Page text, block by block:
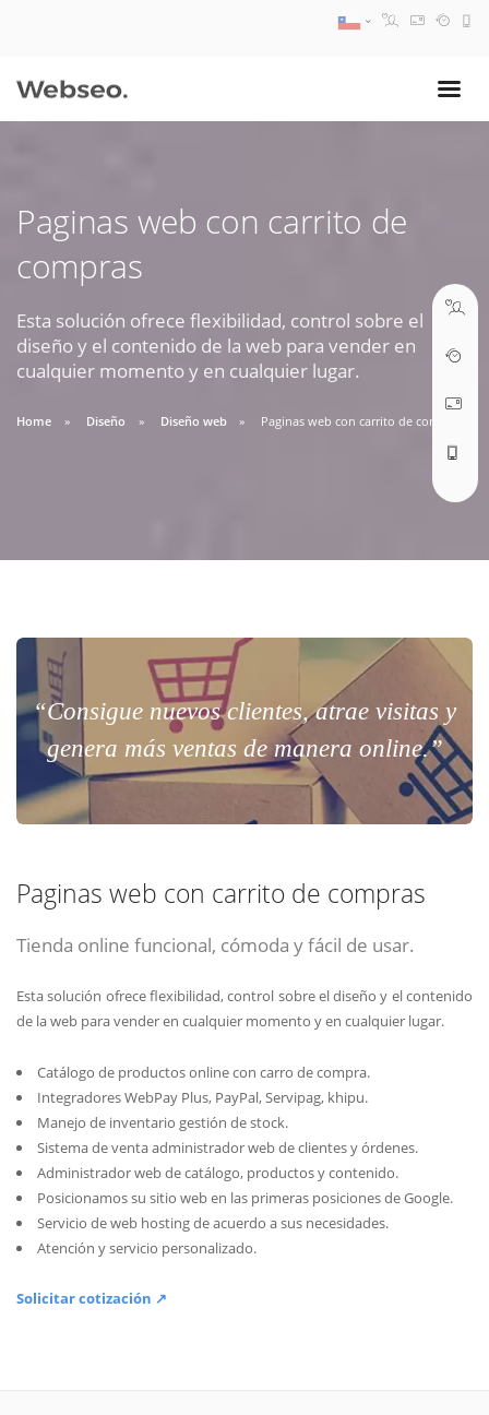
Paginas web con carrito de
compras
Esta solución ofrece flexibilidad, control sobre el
diseño y el contenido de la web para vender en
cualquier momento y en cualquier lugar.
Home Diseño Diseño web Paginas web con carrito de compras
“Consigue nuevos clientes, atrae visitas y
genera más ventas de manera online.”
Paginas web con carrito de compras
Tienda online funcional, cómoda y fácil de usar.
Esta solución ofrece flexibilidad, control sobre el diseño y el contenido
de la web para vender en cualquier momento y en cualquier lugar.
Catálogo de productos online con carro de compra.
Integradores WebPay Plus, PayPal, Servipag, khipu.
Manejo de inventario gestión de stock.
Sistema de venta administrador web de clientes y órdenes.
Administrador web de catálogo, productos y contenido.
Posicionamos su sitio web en las primeras posiciones de Google.
Servicio de web hosting de acuerdo a sus necesidades.
Atención y servicio personalizado.
Solicitar cotización ↗
09:30 AM A 18:30 PM
ABRIR TICKET